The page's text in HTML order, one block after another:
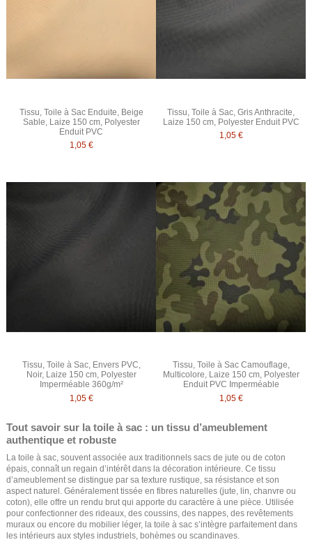
Tissu, Toile à Sac Enduite, Beige
Sable, Laize 150 cm, Polyester
Enduit PVC
1,05 €
Tissu, Toile à Sac, Gris Anthracite,
Laize 150 cm, Polyester Enduit PVC
1,05 €
Tissu, Toile à Sac, Envers PVC,
Noir, Laize 150 cm, Polyester
Imperméable 360g/m²
1,05 €
Tissu, Toile à Sac Camouflage,
Multicolore, Laize 150 cm, Polyester
Enduit PVC Imperméable
1,05 €
Tout savoir sur la toile à sac : un tissu d’ameublement
authentique et robuste
La toile à sac, souvent associée aux traditionnels sacs de jute ou de coton
épais, connaît un regain d’intérêt dans la décoration intérieure. Ce tissu
d’ameublement se distingue par sa texture rustique, sa résistance et son
aspect naturel. Généralement tissée en fibres naturelles (jute, lin, chanvre ou
coton), elle offre un rendu brut qui apporte du caractère à une pièce. Utilisée
pour confectionner des rideaux, des coussins, des nappes, des revêtements
muraux ou encore du mobilier léger, la toile à sac s’intègre parfaitement dans
les intérieurs aux styles industriels, bohèmes ou scandinaves.